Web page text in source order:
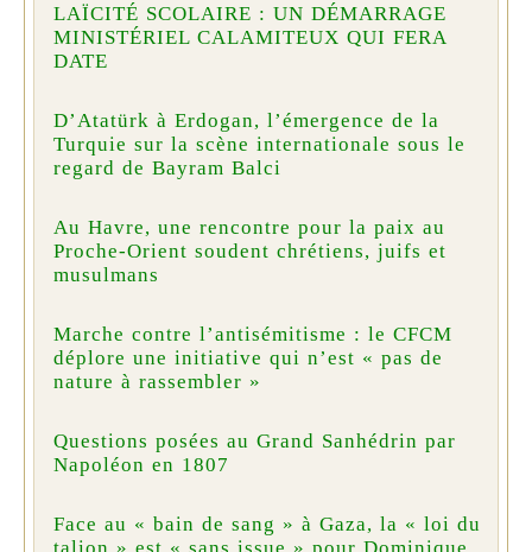
LAÏCITÉ SCOLAIRE : UN DÉMARRAGE
MINISTÉRIEL CALAMITEUX QUI FERA
DATE
D’Atatürk à Erdogan, l’émergence de la
Turquie sur la scène internationale sous le
regard de Bayram Balci
Au Havre, une rencontre pour la paix au
Proche-Orient soudent chrétiens, juifs et
musulmans
Marche contre l’antisémitisme : le CFCM
déplore une initiative qui n’est « pas de
nature à rassembler »
Questions posées au Grand Sanhédrin par
Napoléon en 1807
Face au « bain de sang » à Gaza, la « loi du
talion » est « sans issue » pour Dominique